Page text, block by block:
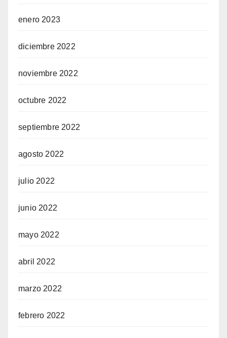
enero 2023
diciembre 2022
noviembre 2022
octubre 2022
septiembre 2022
agosto 2022
julio 2022
junio 2022
mayo 2022
abril 2022
marzo 2022
febrero 2022